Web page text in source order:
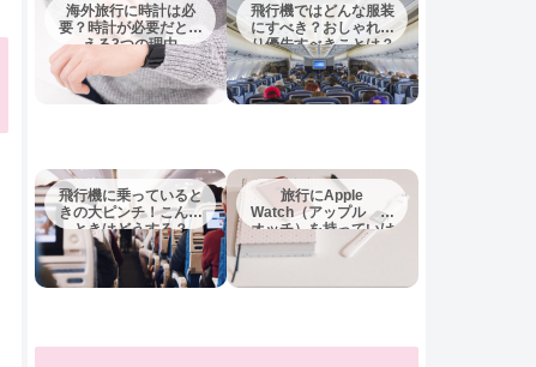
海外旅行に時計は必
要？時計が必要だとい
える3つの理由
飛行機ではどんな服装
にすべき？おしゃれよ
り優先すべきことは？
飛行機に乗っていると
きの大ピンチ！こんな
ときはどうする？
旅行にApple
Watch（アップル ウ
オッチ）を持っていけ
ば十分？